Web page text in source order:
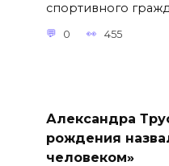
спортивного
0 455
Александра
рождения
человеком»